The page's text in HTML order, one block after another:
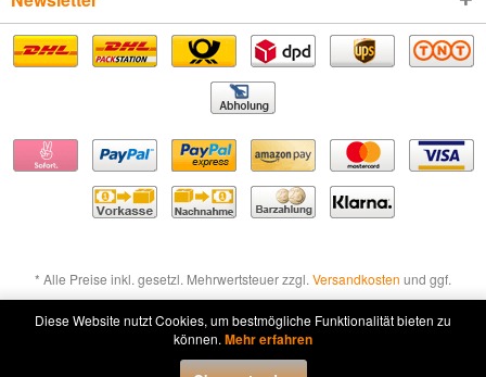
* Alle Preise inkl. gesetzl. Mehrwertsteuer zzgl. Versandkosten und ggf.
Nachnahmegebühren, wenn nicht anders beschrieben
Widerruf erklären
Diese Website nutzt Cookies, um bestmögliche Funktionalität bieten zu
können. Mehr erfahren